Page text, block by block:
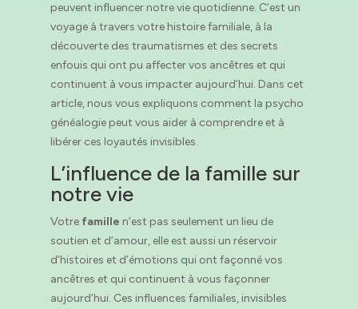
peuvent influencer notre vie quotidienne. C’est un
voyage à travers votre histoire familiale, à la
découverte des traumatismes et des secrets
enfouis qui ont pu affecter vos ancêtres et qui
continuent à vous impacter aujourd’hui. Dans cet
article, nous vous expliquons comment la psycho
généalogie peut vous aider à comprendre et à
libérer ces loyautés invisibles.
L’influence de la famille sur
notre vie
Votre famille n’est pas seulement un lieu de
soutien et d’amour, elle est aussi un réservoir
d’histoires et d’émotions qui ont façonné vos
ancêtres et qui continuent à vous façonner
aujourd’hui. Ces influences familiales, invisibles